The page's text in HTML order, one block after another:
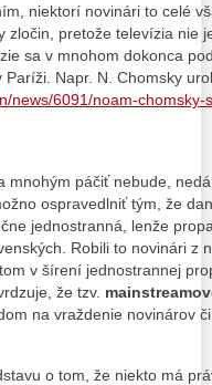
niektorí novinári to celé
zločin, pretože televízia nie
sa v mnohom dokonca
Paríži. Napr. N. Chomsky
news/6091/noam-
mnohým páčiť nebude,
ospravedlniť tým, že
jednostranná, lenže
Robili to novinári z
v šírení jednostrannej
že tzv.
na vraždenie novinárov
o tom, že niekto má